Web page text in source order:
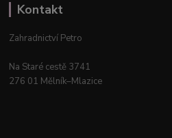
Kontakt
Zahradnictví Petro
Na Staré cestě 3741
276 01 Mělník–Mlazice